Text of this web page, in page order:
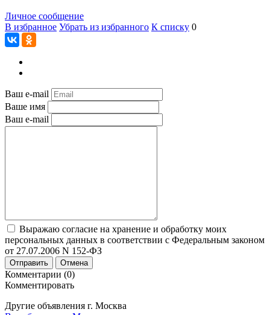
Личное сообщение
В избранное Убрать из избранного К списку 0
Ваш e-mail
Ваше имя
Ваш e-mail
Выражаю согласие на хранение и обработку моих
персональных данных в соответствии с Федеральным законом
от 27.07.2006 N 152-ФЗ
Отправить Отмена
Комментарии (0)
Комментировать
Другие объявления г. Москва